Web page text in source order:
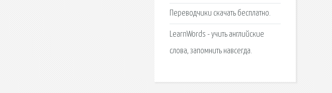
Переводчики скачать бесплатно.
LearnWords - учить английские
слова, запомнить навсегда.